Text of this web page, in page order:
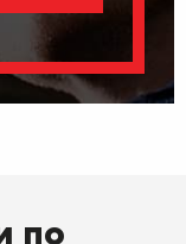
по